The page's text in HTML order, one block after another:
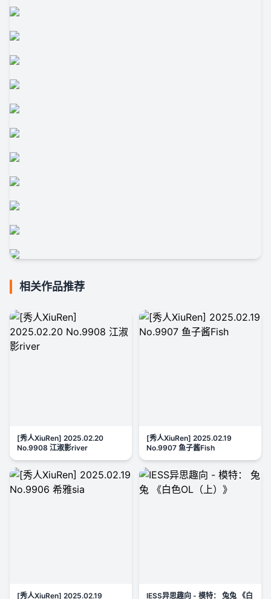
相关作品推荐
[秀人XiuRen] 2025.02.20
No.9908 江淑影river
[秀人XiuRen] 2025.02.19
No.9907 鱼子酱Fish
[秀人XiuRen] 2025.02.19 IESS异思趣向 - 模特： 兔兔 《白